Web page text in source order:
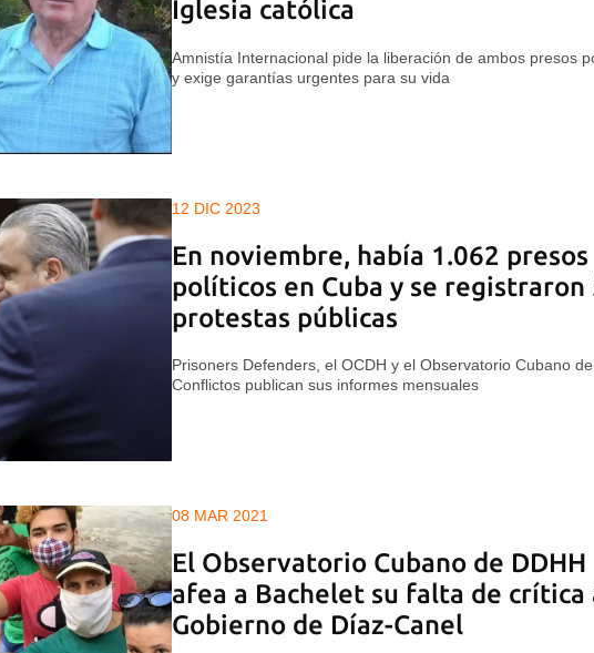
Iglesia católica
Amnistía Internacional pide la liberación de ambos presos
y exige garantías urgentes para su vida
12 DIC 2023
En noviembre, había 1.062 presos
políticos en Cuba y se registraron
protestas públicas
Prisoners Defenders, el OCDH y el Observatorio Cubano de
Conflictos publican sus informes mensuales
08 MAR 2021
El Observatorio Cubano de DDHH
afea a Bachelet su falta de crítica
Gobierno de Díaz-Canel